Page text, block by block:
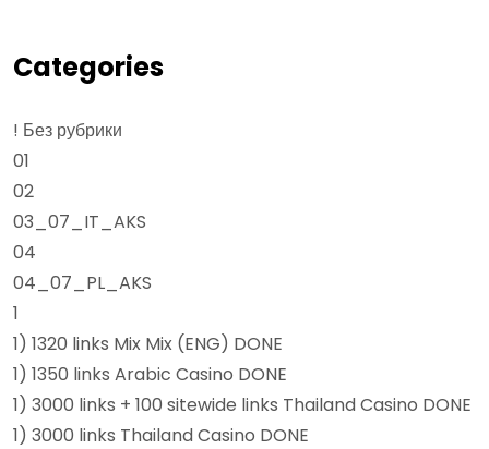
Categories
! Без рубрики
01
02
03_07_IT_AKS
04
04_07_PL_AKS
1
1) 1320 links Mix Mix (ENG) DONE
1) 1350 links Arabic Casino DONE
1) 3000 links + 100 sitewide links Thailand Casino DONE
1) 3000 links Thailand Casino DONE